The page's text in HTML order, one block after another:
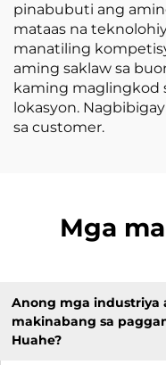
pinabubuti ang
mataas na
manatiling
aming saklaw sa
kaming maglingkod
lokasyon.
sa customer.
Mga
Anong mga industriya
makinabang sa
Huahe?